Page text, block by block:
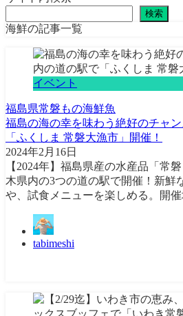
検索
海鮮の記事一覧
イベント
福島県常磐もの海鮮魚
福島の海の幸を味わう絶好のチャ
「ふくしま 常磐大漁市」開催！
2024年2月16日
【2024年】福島県産の水産品「常
木県内の3つの道の駅で開催！新鮮
や、試食メニューを楽しめる。開
tabimeshi